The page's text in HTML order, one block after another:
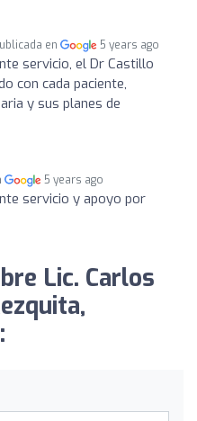
en 5 years ago
servicio, el Dr Castillo
con cada paciente,
y sus planes de
5 years ago
servicio y apoyo por
Lic. Carlos